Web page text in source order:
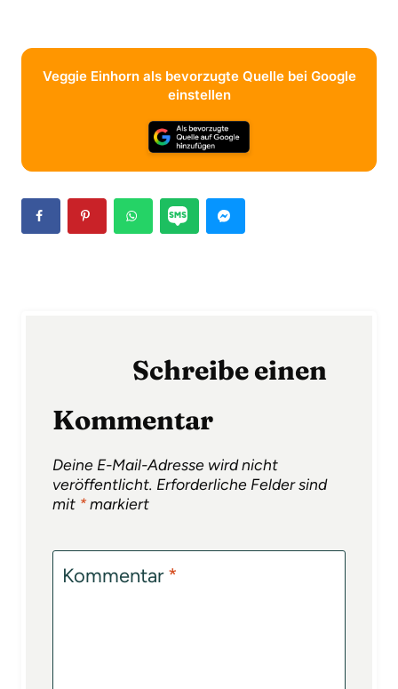
Veggie Einhorn als bevorzugte Quelle bei Google
einstellen
Schreibe einen
Kommentar
Deine E-Mail-Adresse wird nicht
veröffentlicht. Erforderliche Felder sind
mit *markiert
Kommentar*